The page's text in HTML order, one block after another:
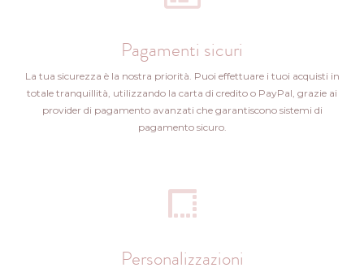
Pagamenti sicuri
La tua sicurezza è la nostra priorità. Puoi effettuare i tuoi acquisti in
totale tranquillità, utilizzando la carta di credito o PayPal, grazie ai
provider di pagamento avanzati che garantiscono sistemi di
pagamento sicuro.
Personalizzazioni